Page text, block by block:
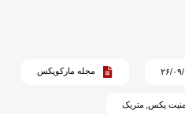
۱۳۹۹ مجله مارکوپکس
پکس, متریک